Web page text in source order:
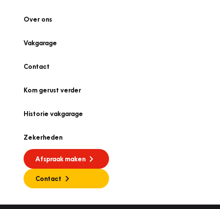
Over ons
Vakgarage
Contact
Kom gerust verder
Historie vakgarage
Zekerheden
Afspraak maken
Contact